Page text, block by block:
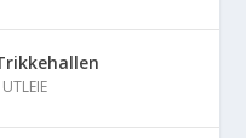
UTLEIE